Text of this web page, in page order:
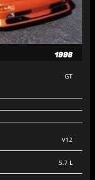
1998
GT
V12
5.7 L